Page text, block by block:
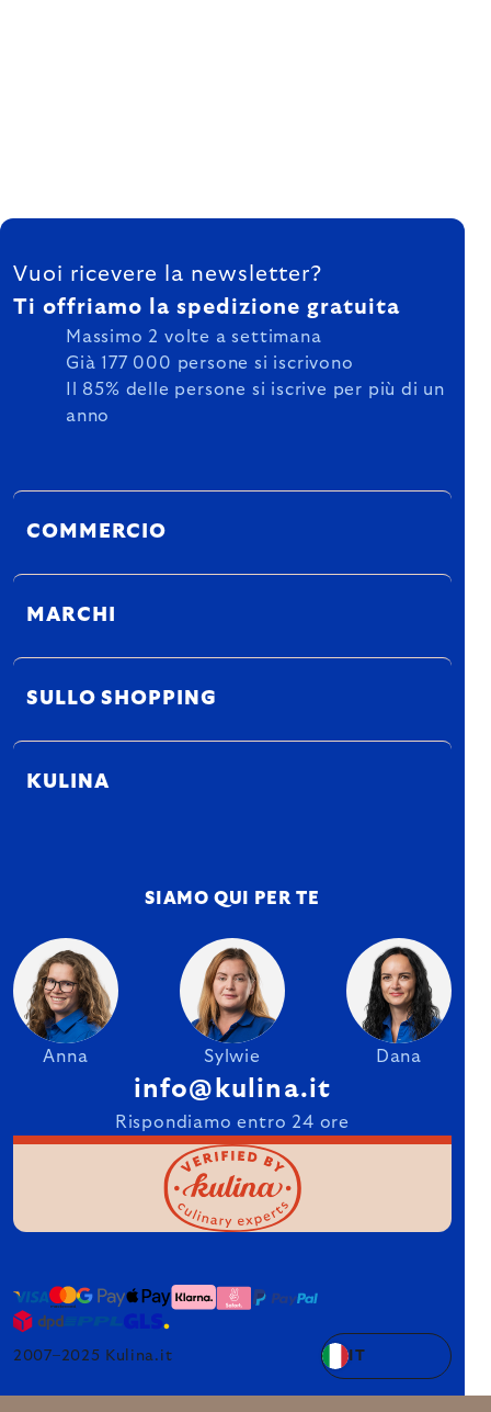
FOOTER
Vuoi ricevere la newsletter?
Ti offriamo la spedizione gratuita
Massimo 2 volte a settimana
Già 177 000 persone si iscrivono
Il 85% delle persone si iscrive per più di un
anno
COMMERCIO
MARCHI
SULLO SHOPPING
KULINA
SIAMO QUI PER TE
Anna Sylwie Dana
info@kulina.it
Rispondiamo entro 24 ore
2007–2025 Kulina.it IT